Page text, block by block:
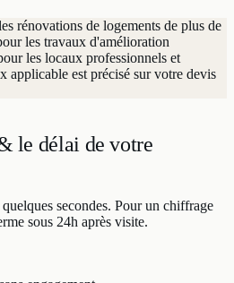
rénovations de logements de plus de
les travaux d'amélioration
les locaux professionnels et
applicable est précisé sur votre devis
le délai de votre
secondes. Pour un chiffrage
sous 24h après visite.